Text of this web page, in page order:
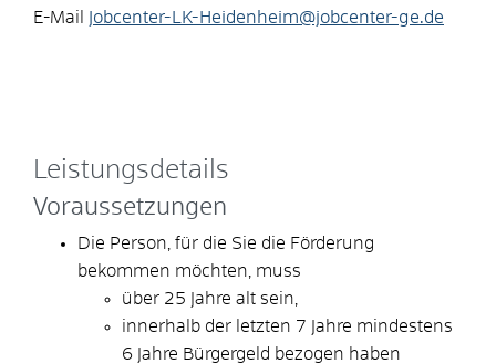
E-Mail
Jobcenter-LK-Heidenheim@jobcenter-ge.de
Leistungsdetails
Voraussetzungen
Die Person, für die Sie die Förderung
bekommen möchten, muss
über 25 Jahre alt sein,
innerhalb der letzten 7 Jahre mindestens
6 Jahre Bürgergeld bezogen haben